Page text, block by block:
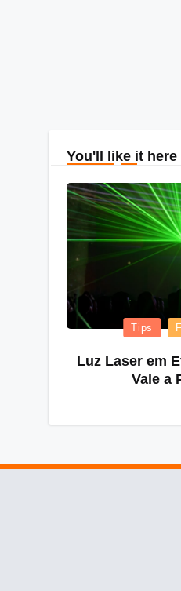
You'll like it here
Posted
Tips
Luz Laser em
Vale a